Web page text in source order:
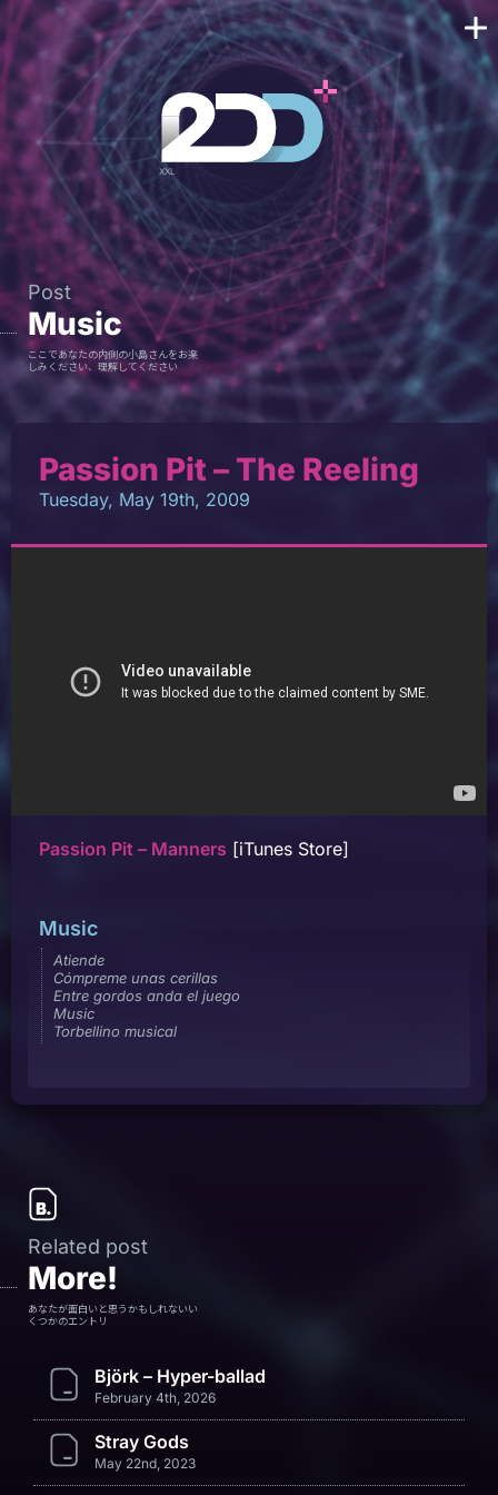
Post
Music
ここであなたの内側の小島さんをお楽
しみください、理解してください
Passion Pit – The Reeling
Tuesday, May 19th, 2009
Passion Pit – Manners [iTunes Store]
Music
Atiende
Cómpreme unas cerillas
Entre gordos anda el juego
Music
Torbellino musical
Related post
More!
あなたが面白いと思うかもしれないい
くつかのエントリ
Björk – Hyper-ballad
February 4th, 2026
Stray Gods
May 22nd, 2023